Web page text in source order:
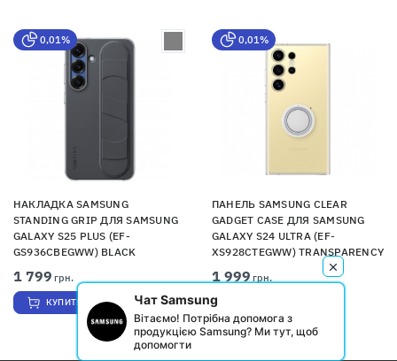
0,01%
НАКЛАДКА SAMSUNG
STANDING GRIP ДЛЯ SAMSUNG
GALAXY S25 PLUS (EF-
GS936CBEGWW) BLACK
1 799 грн.
КУПИТЬ
0,01%
ПАНЕЛЬ SAMSUNG CLEAR
GADGET CASE ДЛЯ SAMSUNG
GALAXY S24 ULTRA (EF-
XS928CTEGWW) TRANSPARENCY
1 999грн.
Чат Samsung
Вітаємо! Потрібна допомога з
продукцією Samsung? Ми тут, щоб
допомогти